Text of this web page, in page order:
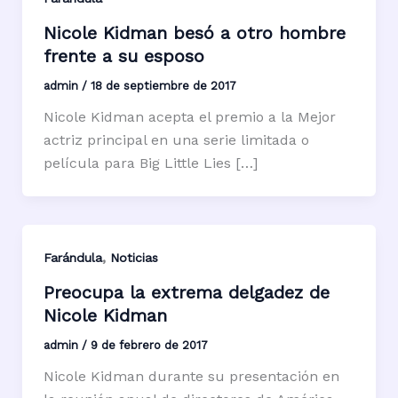
Nicole Kidman besó a otro hombre
frente a su esposo
admin / 18 de septiembre de 2017
Nicole Kidman acepta el premio a la Mejor
actriz principal en una serie limitada o
película para Big Little Lies […]
Farándula, Noticias
Preocupa la extrema delgadez de
Nicole Kidman
admin / 9 de febrero de 2017
Nicole Kidman durante su presentación en